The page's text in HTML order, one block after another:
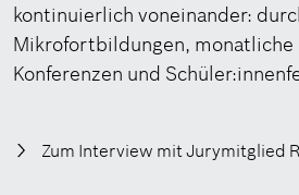
kontinuierlich voneinander:
Mikrofortbildungen, monatliche
Konferenzen und
Zum Interview mit Jurymitglied